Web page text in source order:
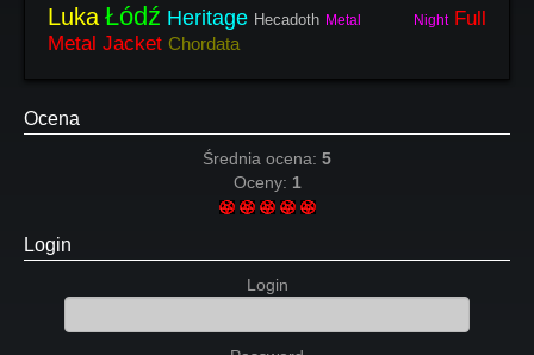
Luka Łódź Heritage Hecadoth Metal Night Full
Metal Jacket Chordata
Ocena
Średnia ocena: 5
Oceny: 1
Login
Login